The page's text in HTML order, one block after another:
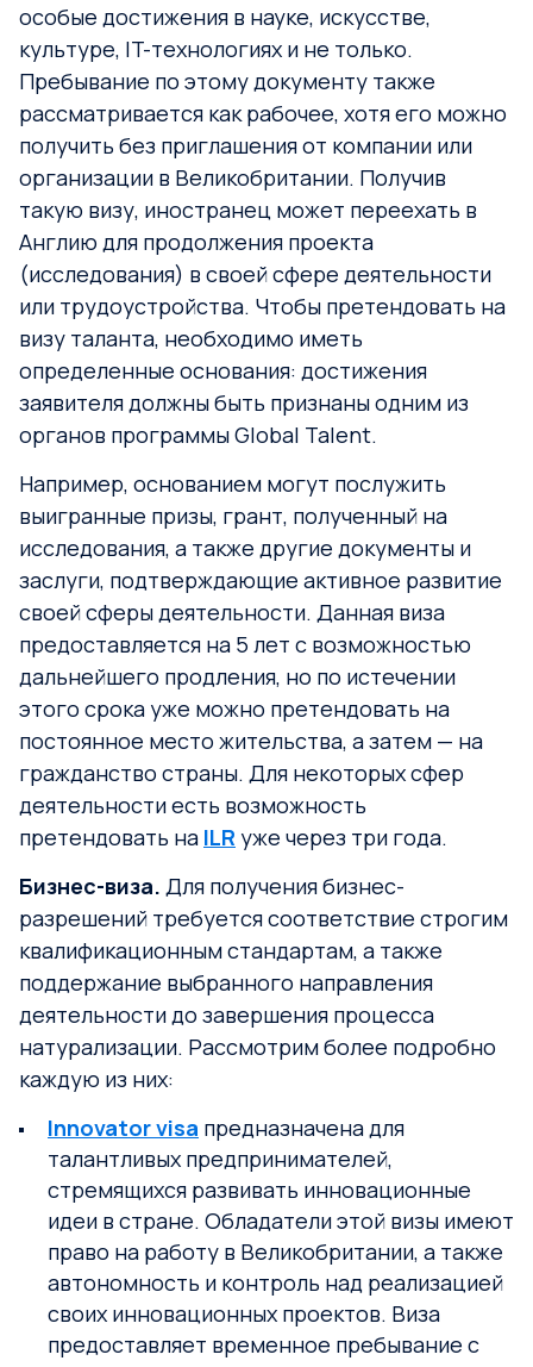
особые достижения в науке, искусстве,
культуре, IT-технологиях и не только.
Пребывание по этому документу также
рассматривается как рабочее, хотя его можно
получить без приглашения от компании или
организации в Великобритании. Получив
такую визу, иностранец может переехать в
Англию для продолжения проекта
(исследования) в своей сфере деятельности
или трудоустройства. Чтобы претендовать на
визу таланта, необходимо иметь
определенные основания: достижения
заявителя должны быть признаны одним из
органов программы Global Talent.
Например, основанием могут послужить
выигранные призы, грант, полученный на
исследования, а также другие документы и
заслуги, подтверждающие активное развитие
своей сферы деятельности. Данная виза
предоставляется на 5 лет с возможностью
дальнейшего продления, но по истечении
этого срока уже можно претендовать на
постоянное место жительства, а затем — на
гражданство страны. Для некоторых сфер
деятельности есть возможность
претендовать на ILR уже через три года.
Бизнес-виза. Для получения бизнес-
разрешений требуется соответствие строгим
квалификационным стандартам, а также
поддержание выбранного направления
деятельности до завершения процесса
натурализации. Рассмотрим более подробно
каждую из них:
Innovator visa предназначена для
талантливых предпринимателей,
стремящихся развивать инновационные
идеи в стране. Обладатели этой визы имеют
право на работу в Великобритании, а также
автономность и контроль над реализацией
своих инновационных проектов. Виза
предоставляет временное пребывание с